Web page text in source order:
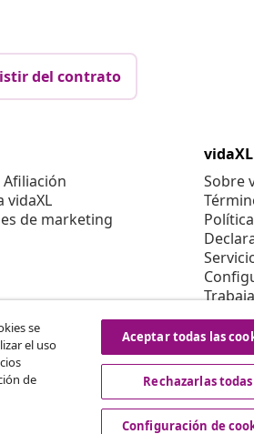
del contrato
vidaXL
de marketing
vidaXL
Sobre
Aviso
se
el uso
de
Aceptar todas las
Rechazarlas todas
Configuración de